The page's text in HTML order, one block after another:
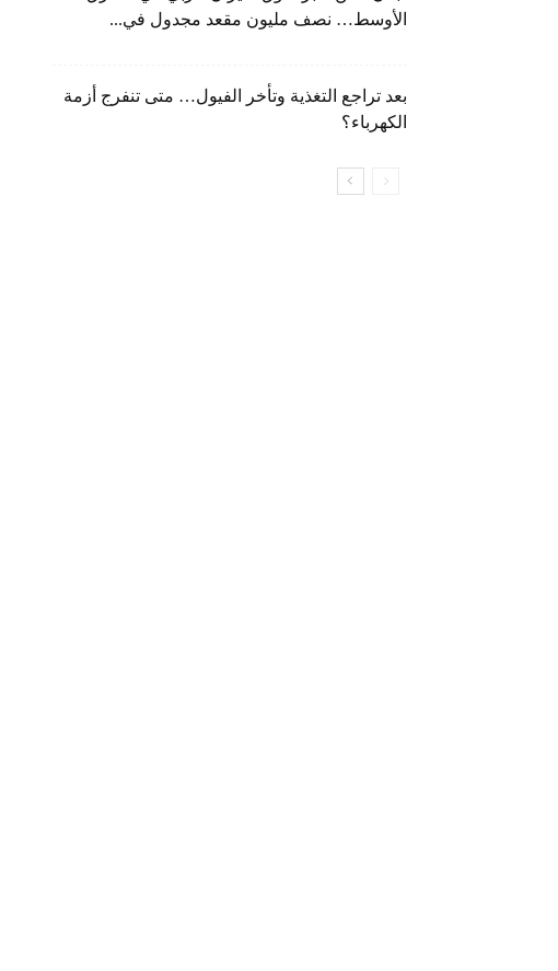
الأوسط… نصف مليون مقعد مجدول في...
بعد تراجع التغذية وتأخر الفيول… متى تنفرج أزمة
الكهرباء؟